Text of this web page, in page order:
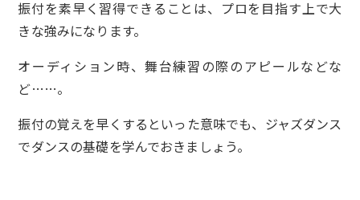
振付を素早く習得できることは、プロを目指す上で大
きな強みになります。
オーディション時、舞台練習の際のアピールなどな
ど……。
振付の覚えを早くするといった意味でも、ジャズダンス
でダンスの基礎を学んでおきましょう。